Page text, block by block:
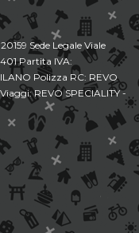
Sede Legale Viale
Partita IVA:
Polizza RC: REVO
REVO SPECIALITY -